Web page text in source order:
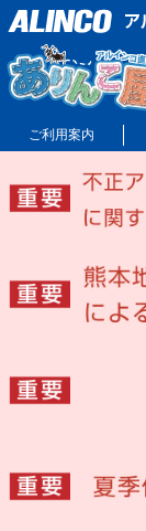
ご利用案内